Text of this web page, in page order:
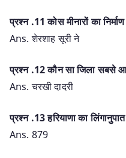
प्रश्‍न .11 कोस मीनारों का
Ans. शेरशाह सूरी ने
प्रश्‍न .12 कौन सा जिला सबसे
Ans. चरखी दादरी
प्रश्‍न .13 हरियाणा का
Ans. 879